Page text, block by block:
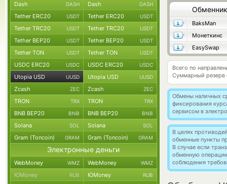
Обменник
BaksMan
Монеткинс
EasySwap
Всего по
Суммарный резерв
Обмены наличных
фиксирования
сервисом в
В целях
обменные пункты
В случае если
обменную
соблюдения
Dash DASH Dash DASH
Tether ERC20 USDT Tether ERC20 USDT
Tether TRC20 USDT Tether TRC20 USDT
Tether BEP20 USDT Tether BEP20 USDT
Tether TON USDT Tether TON USDT
USDC ERC20 USDC USDC ERC20 USDC
Utopia USD UUSD Utopia USD UUSD
Zcash ZEC Zcash ZEC
TRON TRX TRON TRX
BNB BEP20 BNB BNB BEP20 BNB
Solana SOL Solana SOL
Gram (Toncoin) GRAM Gram (Toncoin) GRAM
Электронные деньги
WebMoney WMZ WebMoney WMZ
ЮMoney RUB ЮMoney RUB